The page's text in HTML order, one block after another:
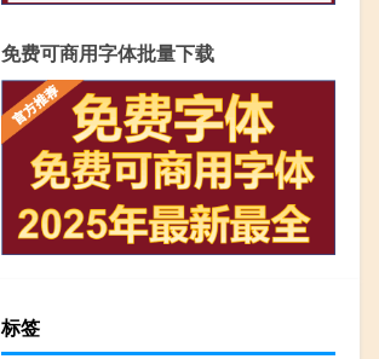
免费可商用字体批量下载
标签